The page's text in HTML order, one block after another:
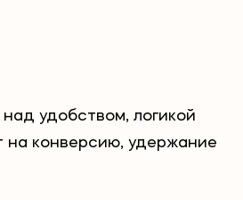
удобством, логикой
на конверсию, удержание